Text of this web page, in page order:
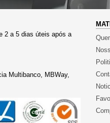
2 a 5 dias úteis após a
Multibanco, MBWay,